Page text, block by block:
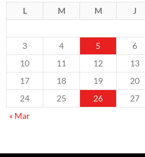
L M M J
3
4 5 6
10
11 12 13
17
18 19 20
24
25 26 27
« Mar